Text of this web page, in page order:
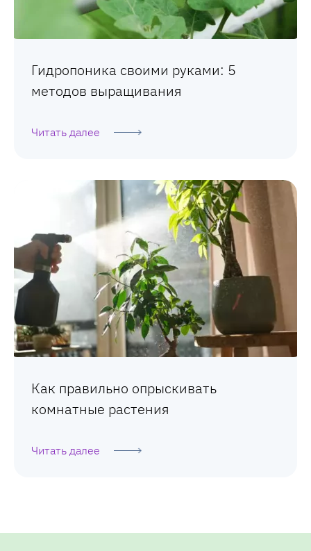
Гидропоника своими руками: 5
методов выращивания
Читать далее
Как правильно опрыскивать
комнатные растения
Читать далее